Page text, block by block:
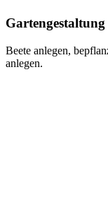
Beete anlegen,
anlegen.